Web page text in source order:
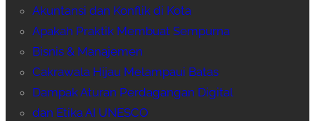
Akuntansi dan Konflik di Kota
Apakah Praktik Membuat Sempurna
Bisnis & Manajemen
Cakrawala Hijau Melampaui Batas
Dampak Aturan Perdagangan Digital
dan Etika AI UNESCO